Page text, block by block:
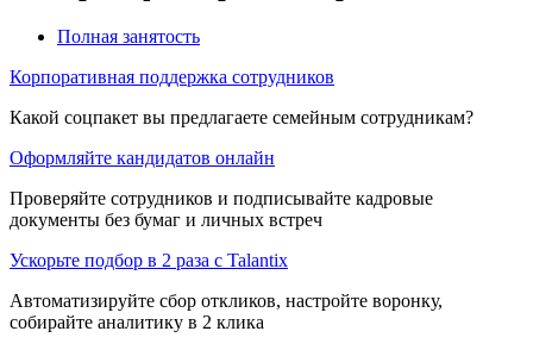
Полная занятость
Корпоративная поддержка сотрудников
Какой соцпакет вы предлагаете семейным сотрудникам?
Оформляйте кандидатов онлайн
Проверяйте сотрудников и подписывайте кадровые
документы без бумаг и личных встреч
Ускорьте подбор в 2 раза с Talantix
Автоматизируйте сбор откликов, настройте воронку,
собирайте аналитику в 2 клика